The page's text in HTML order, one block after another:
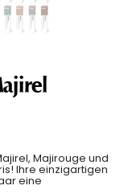
Majirouge und
Ihre einzigartigen
eine